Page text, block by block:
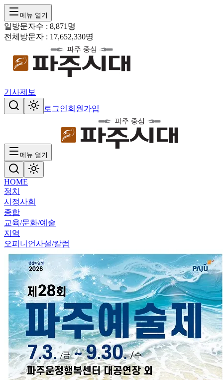
메뉴 열기
일방문자수 : 8,871 명
전체방문자 : 17,652,330명
기사제보
로그인회원가입
메뉴 열기
HOME
정치
시정사회
종합
교육/문화/예술
지역
오피니언사설/칼럼